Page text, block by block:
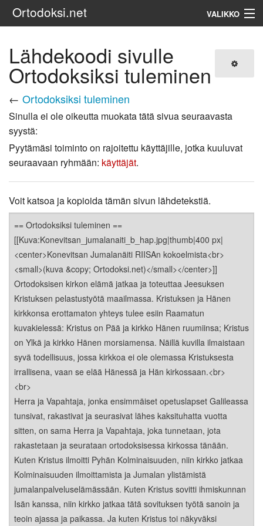
Ortodoksi.net VALIKKO
Haku
Lähdekoodi sivulle
Ortodoksiksi tuleminen
← Ortodoksiksi tuleminen
Sinulla ei ole oikeutta muokata tätä sivua seuraavasta
syystä:
Pyytämäsi toiminto on rajoitettu käyttäjille, jotka kuuluvat
seuraavaan ryhmään: käyttäjät.
Voit katsoa ja kopioida tämän sivun lähdetekstiä.